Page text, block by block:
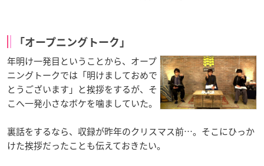
「オープニングトーク」
年明け一発目ということから、オープ
ニングトークでは「明けましておめで
とうございます」と挨拶をするが、そ
こへ一発小さなボケを噛ましていた。
裏話をするなら、収録が昨年のクリスマス前…。そこにひっか
けた挨拶だったことも伝えておきたい。